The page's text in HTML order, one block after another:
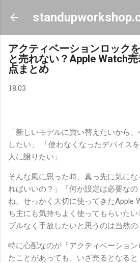
スキップしてメイン コン
アクティベーションロック
と売れない？Apple Watch
点まとめ
18:03
「新しいモデルに買い替えたいから
したい」 「使わなくなったデバイス
人に譲りたい」
そんな風に思った時、真っ先に気に
ればいいの？」「何か設定は必要な
ね。せっかく大切に使ってきたApple
ち主にも気持ちよく使ってもらいた
ブルなく手放したいと思うのは当然の
特に心配なのが「アクティベーショ
たことがあっても、いざ売るとなる